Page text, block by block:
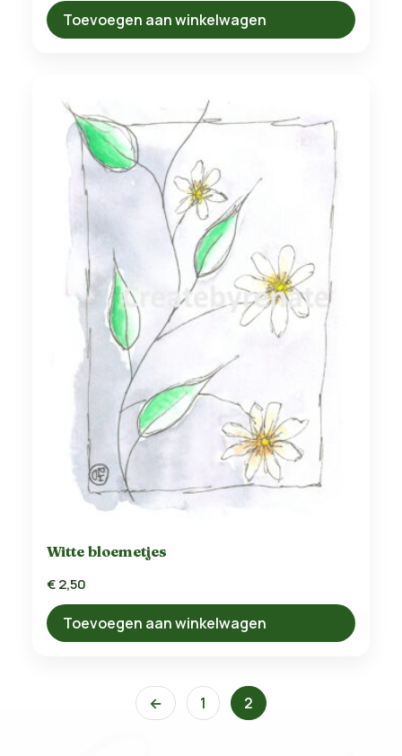
Toevoegen aan winkelwagen
Witte bloemetjes
€2,50
Toevoegen aan winkelwagen
← 1 2